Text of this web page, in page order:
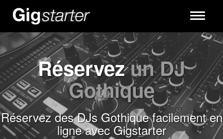
Toggle
Réservezun DJ
Gothique
Réservez des DJs Gothique facilement en
ligne avec Gigstarter